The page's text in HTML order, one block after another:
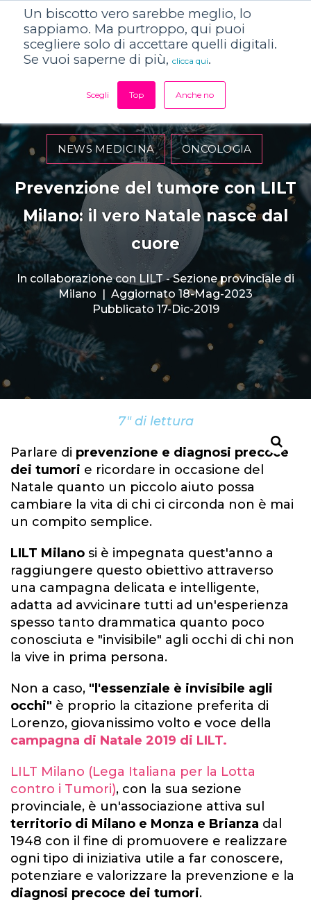
Un biscotto vero sarebbe meglio, lo
sappiamo. Ma purtroppo, qui puoi
scegliere solo di accettare quelli digitali.
Se vuoi saperne di più, clicca qui.
Scegli Top Anche no
NEWS MEDICINA ONCOLOGIA
Prevenzione del tumore con LILT
Milano: il vero Natale nasce dal
cuore
In collaborazione con LILT - Sezione provinciale di
Milano | Aggiornato 18-Mag-2023
Pubblicato 17-Dic-2019
7" di lettura
Parlare di prevenzione e diagnosi precoce
dei tumori e ricordare in occasione del
Natale quanto un piccolo aiuto possa
cambiare la vita di chi ci circonda non è mai
un compito semplice.
LILT Milano si è impegnata quest'anno a
raggiungere questo obiettivo attraverso
una campagna delicata e intelligente,
adatta ad avvicinare tutti ad un'esperienza
spesso tanto drammatica quanto poco
conosciuta e "invisibile" agli occhi di chi non
la vive in prima persona.
Non a caso, "l'essenziale è invisibile agli
occhi" è proprio la citazione preferita di
Lorenzo, giovanissimo volto e voce della
campagna di Natale 2019 di LILT.
LILT Milano (Lega Italiana per la Lotta
contro i Tumori), con la sua sezione
provinciale, è un'associazione attiva sul
territorio di Milano e Monza e Brianza dal
1948 con il fine di promuovere e realizzare
ogni tipo di iniziativa utile a far conoscere,
potenziare e valorizzare la prevenzione e la
diagnosi precoce dei tumori.